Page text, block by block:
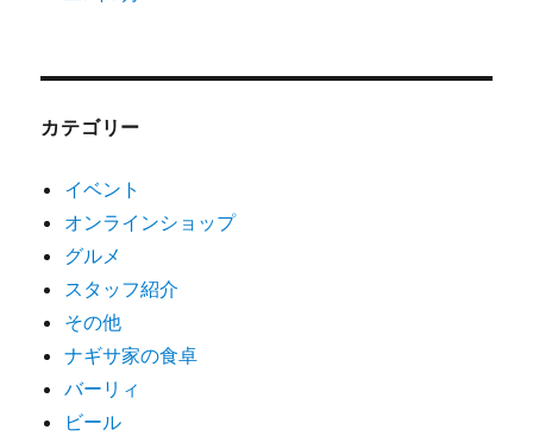
カテゴリー
イベント
オンラインショップ
グルメ
スタッフ紹介
その他
ナギサ家の食卓
バーリィ
ビール